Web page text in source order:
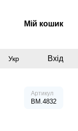
Мій кошик
Укр Вхід
Артикул
BM.4832